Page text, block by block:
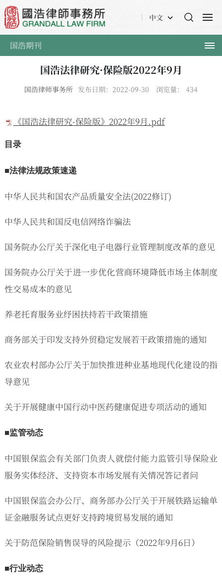
中文
国浩期刊
国浩法律研究·保险版2022年9月
国浩律师事务所 发布日期：2022-09-30 浏览量： 434
《国浩法律研究-保险版》2022年9月.pdf
目录
■法律法规政策速递
中华人民共和国农产品质量安全法(2022修订)
中华人民共和国反电信网络诈骗法
国务院办公厅关于深化电子电器行业管理制度改革的意见
国务院办公厅关于进一步优化营商环境降低市场主体制度
性交易成本的意见
养老托育服务业纾困扶持若干政策措施
商务部关于印发支持外贸稳定发展若干政策措施的通知
农业农村部办公厅关于加快推进种业基地现代化建设的指
导意见
关于开展健康中国行动中医药健康促进专项活动的通知
■监管动态
中国银保监会有关部门负责人就偿付能力监管引导保险业
服务实体经济、支持资本市场发展有关情况答记者问
中国银保监会办公厅、商务部办公厅关于开展铁路运输单
证金融服务试点更好支持跨境贸易发展的通知
关于防范保险销售误导的风险提示（2022年9月6日）
■行业动态